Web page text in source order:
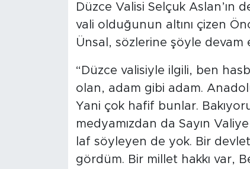
Düzce Valisi Selçuk Aslan’ın
vali olduğunun altını çizen
Ünsal, sözlerine şöyle devam
“Düzce valisiyle ilgili, ben
olan, adam gibi adam.
Yani çok hafif bunlar.
medyamızdan da Sayın
laf söyleyen de yok. Bir devlet
gördüm. Bir millet hakkı var,